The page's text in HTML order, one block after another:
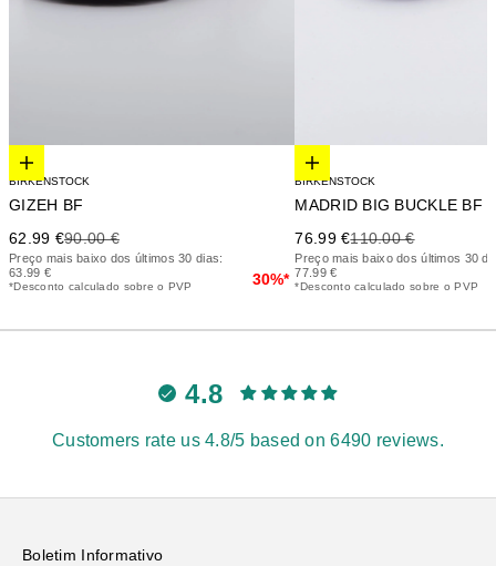
Elige opciones
BIRKENSTOCK
GIZEH BF
Precio de oferta
62.99 €Precio anterior
90.00 €
Preço mais baixo dos últimos 30 dias:
63.99 €
*Desconto calculado sobre o PVP 30%*
Elige opciones
BIRKENSTOCK
Precio de oferta
76.99 €Precio anterior
110.00 €
Preço mais baixo dos últimos 30
77.99 €
*Desconto calculado sobre o PVP
4.8
Customers rate us 4.8/5 based on 6490 reviews.
Boletim Informativo